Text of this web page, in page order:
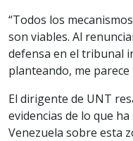
“Todos los
son viables. Al
defensa en el tribunal
planteando, me
El dirigente de UNT
evidencias de lo que
Venezuela sobre esta